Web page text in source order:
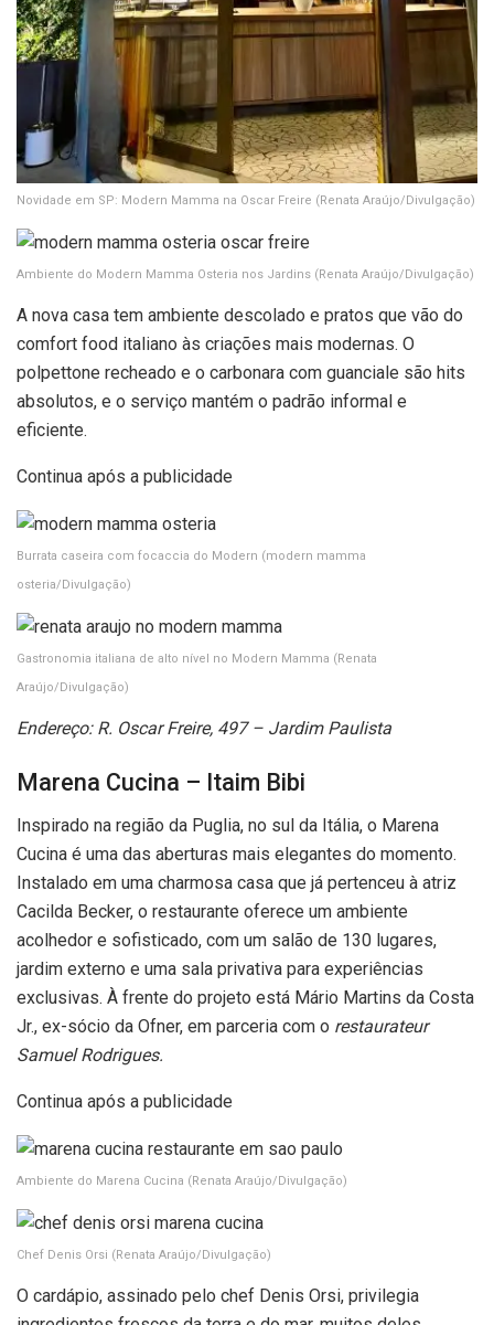
Novidade em SP: Modern Mamma na Oscar Freire (Renata Araújo/Divulgação)
Ambiente do Modern Mamma Osteria nos Jardins (Renata Araújo/Divulgação)
A nova casa tem ambiente descolado e pratos que vão do
comfort food italiano às criações mais modernas. O
polpettone recheado e o carbonara com guanciale são hits
absolutos, e o serviço mantém o padrão informal e
eficiente.
Continua após a publicidade
Burrata caseira com focaccia do Modern (modern mamma
osteria/Divulgação)
Gastronomia italiana de alto nível no Modern Mamma (Renata
Araújo/Divulgação)
Endereço: R. Oscar Freire, 497 – Jardim Paulista
Marena Cucina – Itaim Bibi
Inspirado na região da Puglia, no sul da Itália, o Marena
Cucina é uma das aberturas mais elegantes do momento.
Instalado em uma charmosa casa que já pertenceu à atriz
Cacilda Becker, o restaurante oferece um ambiente
acolhedor e sofisticado, com um salão de 130 lugares,
jardim externo e uma sala privativa para experiências
exclusivas. À frente do projeto está Mário Martins da Costa
Jr., ex-sócio da Ofner, em parceria com o restaurateur
Samuel Rodrigues.
Continua após a publicidade
Ambiente do Marena Cucina (Renata Araújo/Divulgação)
Chef Denis Orsi (Renata Araújo/Divulgação)
O cardápio, assinado pelo chef Denis Orsi, privilegia